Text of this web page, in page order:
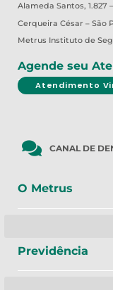
Alameda Santos, 1.827
Cerqueira César – São
Metrus Instituto de
Agende seu
Atendimento
CANAL DE
O Metrus
Previdência